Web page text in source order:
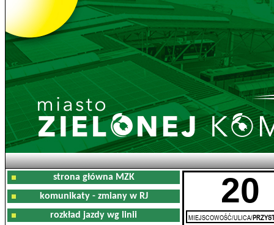
strona główna MZK
komunikaty - zmiany w RJ
rozkład jazdy wg linii
20
MIEJSCOWOŚĆ/ULICA/